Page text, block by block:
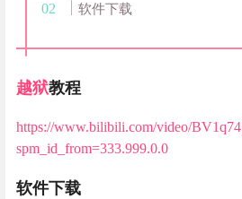
软件下载
越狱教程
https://www.bilibili.com/video/
spm_id_from=333.999.0.0
软件下载